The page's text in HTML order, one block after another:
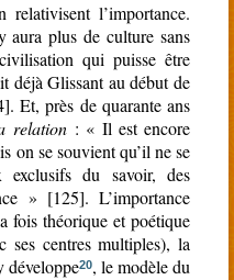
l’importance.
aura plus de culture sans
qui puisse être
déjà Glissant au début de
Et, près de quarante ans
relation: « Il est encore
on se souvient qu’il ne se
exclusifs du savoir, des
» [125]. L’importance
fois théorique et poétique
ses centres multiples), la
développe20, le modèle du